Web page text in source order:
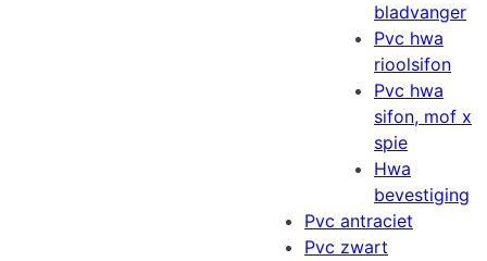
bladvanger
Pvc hwa
rioolsifon
Pvc hwa
sifon, mof x
spie
Hwa
bevestiging
Pvc antraciet
Pvc zwart